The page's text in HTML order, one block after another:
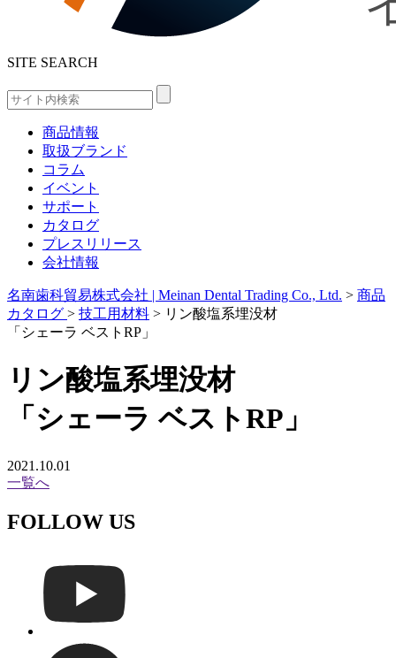
SITE SEARCH
商品情報
取扱ブランド
コラム
イベント
サポート
カタログ
プレスリリース
会社情報
名南歯科貿易株式会社 | Meinan Dental Trading Co., Ltd. > 商品
カタログ > 技工用材料 > リン酸塩系埋没材
「シェーラ ベストRP」
リン酸塩系埋没材
「シェーラ ベストRP」
2021.10.01
一覧へ
FOLLOW US